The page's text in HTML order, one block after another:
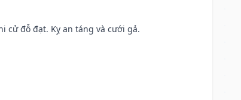
cử đỗ đạt. Kỵ an táng và cưới gả.